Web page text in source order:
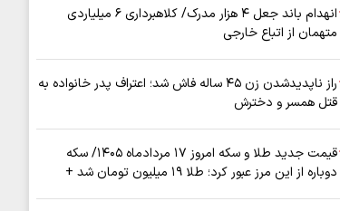
انهدام باند جعل ۴ هزار مدرک/ کلاهبرداری ۶ میلیاردی
متهمان از اتباع خارجی
راز ناپدیدشدن زن ۴۵ ساله فاش شد؛ اعتراف پدر خانواده به
قتل همسر و دخترش
قیمت جدید طلا و سکه امروز ۱۷ مردادماه ۱۴۰۵/ سکه
دوباره از این مرز عبور کرد؛ طلا ۱۹ میلیون تومان شد +